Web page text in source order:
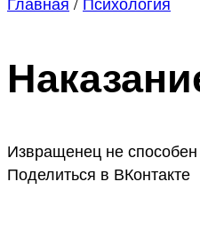
Извращенец не
Поделиться в ВКонтакте